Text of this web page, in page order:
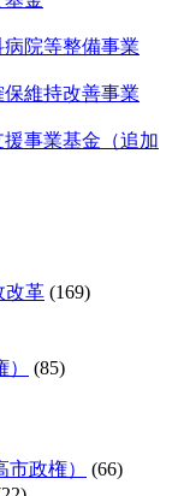
院等整備事業
維持改善事業
事業基金（追加
改革 (169)
(85)
政権）
(66)